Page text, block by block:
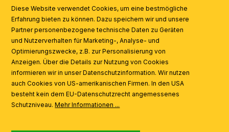
AI
Diese Website verwendet Cookies, um eine bestmögliche
Erfahrung bieten zu können. Dazu speichern wir und unsere
Partner personenbezogene technische Daten zu Geräten
und Nutzerverhalten für Marketing-, Analyse- und
Optimierungszwecke, z.B. zur Personalisierung von
Anzeigen. Über die Details zur Nutzung von Cookies
informieren wir in unser Datenschutzinformation. Wir nutzen
auch Cookies von US-amerikanischen Firmen. In den USA
besteht kein dem EU-Datenschutzrecht angemessenes
Schutzniveau.Mehr Informationen ...